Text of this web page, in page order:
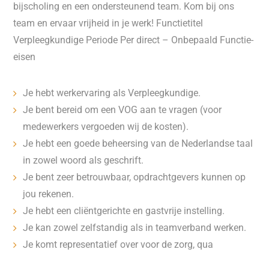
bijscholing en een ondersteunend team. Kom bij ons
team en ervaar vrijheid in je werk! Functietitel
Verpleegkundige Periode Per direct – Onbepaald Functie-
eisen
Je hebt werkervaring als Verpleegkundige.
Je bent bereid om een VOG aan te vragen (voor
medewerkers vergoeden wij de kosten).
Je hebt een goede beheersing van de Nederlandse taal
in zowel woord als geschrift.
Je bent zeer betrouwbaar, opdrachtgevers kunnen op
jou rekenen.
Je hebt een cliëntgerichte en gastvrije instelling.
Je kan zowel zelfstandig als in teamverband werken.
Je komt representatief over voor de zorg, qua